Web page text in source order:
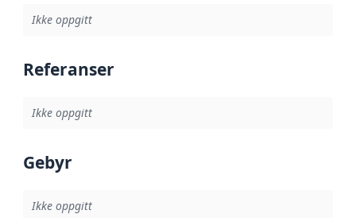
Ikke oppgitt
Referanser
Ikke oppgitt
Gebyr
Ikke oppgitt